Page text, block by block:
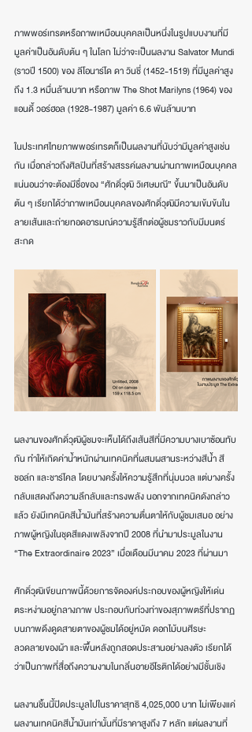
ภาพพอร์เทรตหรือภาพเหมือนบุคคลเป็นหนึ่งในรูปแบบงานที่มี
มูลค่าเป็นอันดับต้น ๆ ในโลก ไม่ว่าจะเป็นผลงาน Salvator Mundi
(ราวปี 1500) ของ ลีโอนาร์โด ดา วินชี่ (1452-1519) ที่มีมูลค่าสูง
ถึง 1.3 หมื่นล้านบาท หรือภาพ The Shot Marilyns (1964) ของ
แอนดี้ วอร์ฮอล (1928-1987) มูลค่า 6.6 พันล้านบาท
ในประเทศไทยภาพพอร์เทรตก็เป็นผลงานที่นับว่ามีมูลค่าสูงเช่น
กัน เมื่อกล่าวถึงศิลปินที่สร้างสรรค์ผลงานผ่านภาพเหมือนบุคคล
แน่นอนว่าจะต้องมีชื่อของ “ศักดิ์วุฒิ วิเศษมณี” ขึ้นมาเป็นอันดับ
ต้น ๆ เรียกได้ว่าภาพเหมือนบุคคลของศักดิ์วุฒิมีความเข้มข้นใน
ลายเส้นและถ่ายทอดอารมณ์ความรู้สึกต่อผู้ชมราวกับมีมนตร์
สะกด
ผลงานของศักดิ์วุฒิผู้ชมจะเห็นได้ถึงเส้นสีที่มีความบางเบาซ้อนทับ
กัน ทำให้เกิดค่าน้ำหนักผ่านเทคนิคที่ผสมผสานระหว่างสีน้ำ สี
ชอล์ก และชาร์โคล โดยบางครั้งให้ความรู้สึกที่นุ่มนวล แต่บางครั้ง
กลับแสดงถึงความลึกลับและทรงพลัง นอกจากเทคนิคดังกล่าว
แล้ว ยังมีเทคนิคสีน้ำมันที่สร้างความตื่นตาให้กับผู้ชมเสมอ อย่าง
ภาพผู้หญิงในชุดสีแดงเพลิงจากปี 2008 ที่นำมาประมูลในงาน
“The Extraordinaire 2023” เมื่อเดือนมีนาคม 2023 ที่ผ่านมา
ศักดิ์วุฒิเขียนภาพนี้ด้วยการจัดองค์ประกอบของผู้หญิงให้เด่น
ตระหง่านอยู่กลางภาพ ประกอบกับท่วงท่าของสุภาพตรีที่ปรากฏ
บนภาพดึงดูดสายตาของผู้ชมได้อยู่หมัด ดอกไม้บนศีรษะ
ลวดลายของผ้า และพื้นหลังถูกสอดประสานอย่างลงตัว เรียกได้
ว่าเป็นภาพที่สื่อถึงความงามในกลิ่นอายอีโรติกได้อย่างมีชั้นเชิง
ผลงานชิ้นนี้ปิดประมูลไปในราคาสุทธิ 4,025,000 บาท ไม่เพียงแค่
ผลงานเทคนิคสีน้ำมันเท่านั้นที่มีราคาสูงถึง 7 หลัก แต่ผลงานที่